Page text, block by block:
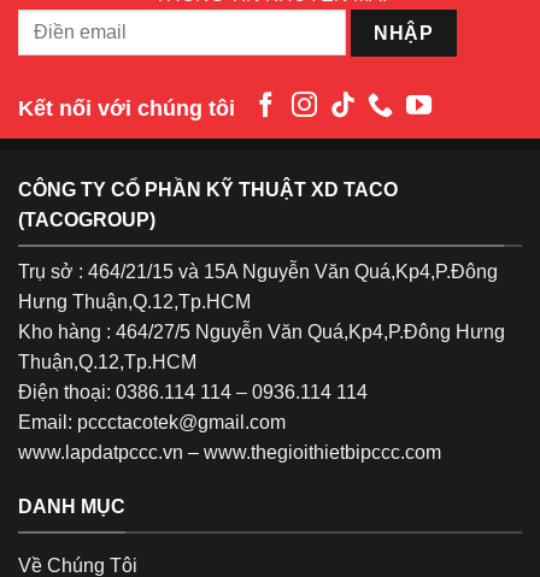
Kết nối với chúng tôi
CÔNG TY CỔ PHẦN KỸ THUẬT XD TACO
(TACOGROUP)
Trụ sở : 464/21/15 và 15A Nguyễn Văn Quá,Kp4,P.Đông
Hưng Thuận,Q.12,Tp.HCM
Kho hàng : 464/27/5 Nguyễn Văn Quá,Kp4,P.Đông Hưng
Thuận,Q.12,Tp.HCM
Điện thoại: 0386.114 114 – 0936.114 114
Email: pccctacotek@gmail.com
www.lapdatpccc.vn – www.thegioithietbipccc.com
DANH MỤC
Về Chúng Tôi